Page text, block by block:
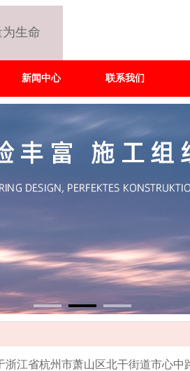
生命
新闻中心 联系我们
浙江省杭州市萧山区北干街道市心